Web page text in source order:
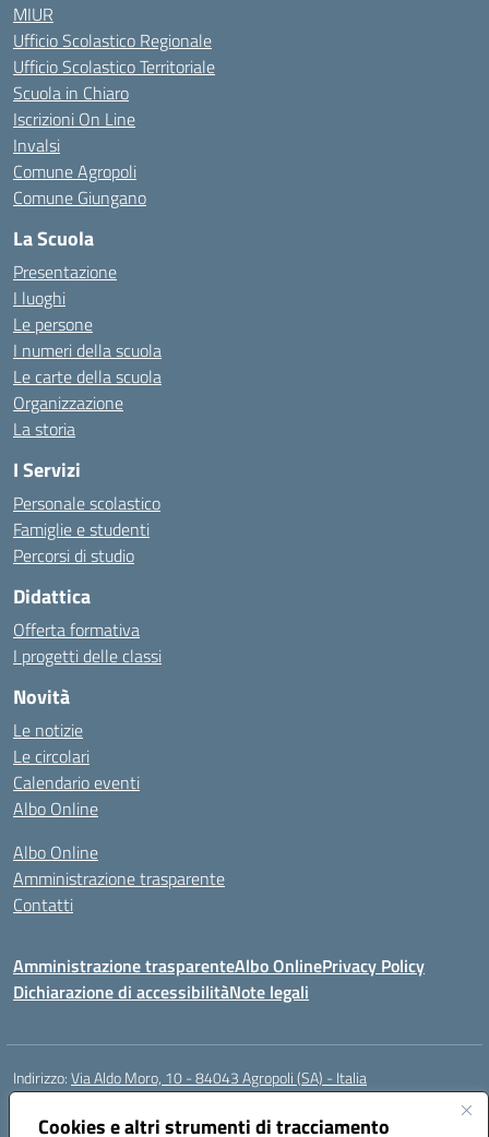
Cookies e altri strumenti di tracciamento
MIUR
Ufficio Scolastico Regionale
Ufficio Scolastico Territoriale
Scuola in Chiaro
Iscrizioni On Line
Invalsi
Comune Agropoli
Comune Giungano
La Scuola
Presentazione
I luoghi
Le persone
I numeri della scuola
Le carte della scuola
Organizzazione
La storia
I Servizi
Personale scolastico
Famiglie e studenti
Percorsi di studio
Didattica
Offerta formativa
I progetti delle classi
Novità
Le notizie
Le circolari
Calendario eventi
Albo Online
Albo Online
Amministrazione trasparente
Contatti
Amministrazione trasparenteAlbo OnlinePrivacy Policy
Dichiarazione di accessibilitàNote legali
Indirizzo:Via Aldo Moro, 10 - 84043 Agropoli (SA) - Italia
Centralino:
Posta elettronica certificata (PEC):saic8at00d@pec.istruzione.it